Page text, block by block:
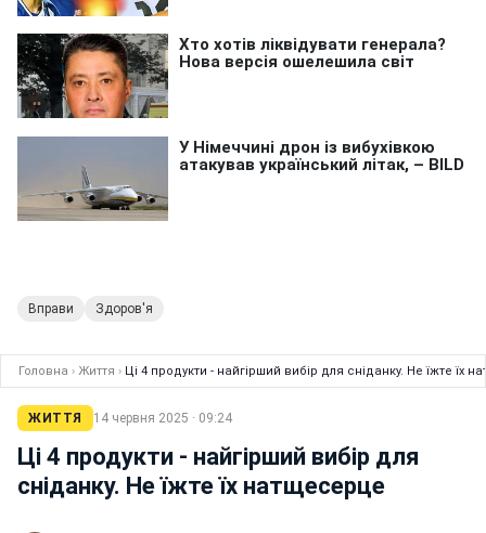
Вправи Здоров'я
Головна › Життя › Ці 4 продукти - найгірший вибір для сніданку. Не їжте їх
ЖИТТЯ 14 червня 2025 · 09:24
Ці 4 продукти - найгірший вибір для
сніданку. Не їжте їх натщесерце